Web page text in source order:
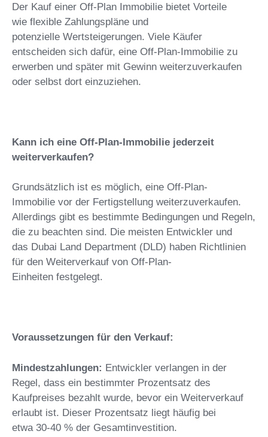
Der Kauf einer Off-Plan Immobilie bietet Vorteile
wie flexible Zahlungspläne und
potenzielle Wertsteigerungen. Viele Käufer
entscheiden sich dafür, eine Off-Plan-Immobilie zu
erwerben und später mit Gewinn weiterzuverkaufen
oder selbst dort einzuziehen.
Kann ich eine Off-Plan-Immobilie jederzeit
weiterverkaufen?
Grundsätzlich ist es möglich, eine Off-Plan-
Immobilie vor der Fertigstellung weiterzuverkaufen.
Allerdings gibt es bestimmte Bedingungen und Regeln,
die zu beachten sind. Die meisten Entwickler und
das Dubai Land Department (DLD) haben Richtlinien
für den Weiterverkauf von Off-Plan-
Einheiten festgelegt.
Voraussetzungen für den Verkauf:
Mindestzahlungen: Entwickler verlangen in der
Regel, dass ein bestimmter Prozentsatz des
Kaufpreises bezahlt wurde, bevor ein Weiterverkauf
erlaubt ist. Dieser Prozentsatz liegt häufig bei
etwa 30-40 % der Gesamtinvestition.